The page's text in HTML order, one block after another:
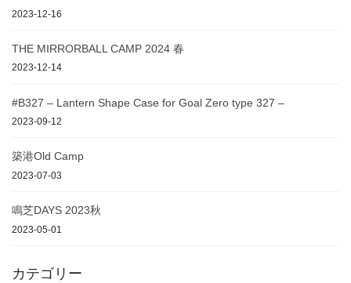
2023-12-16
THE MIRRORBALL CAMP 2024 春
2023-12-14
#B327 – Lantern Shape Case for Goal Zero type 327 –
2023-09-12
築港Old Camp
2023-07-03
鳴芝DAYS 2023秋
2023-05-01
カテゴリー